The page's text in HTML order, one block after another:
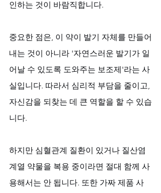
인하는 것이 바람직합니다.
중요한 점은, 이 약이 발기 자체를 만들어
내는 것이 아니라 '자연스러운 발기가 일
어날 수 있도록 도와주는 보조제'라는 사
실입니다. 따라서 심리적 부담을 줄이고,
자신감을 되찾는 데 큰 역할을 할 수 있습
니다.
하지만 심혈관계 질환이 있거나 질산염
계열 약물을 복용 중이라면 절대 함께 사
용해서는 안 됩니다. 또한 가짜 제품 사